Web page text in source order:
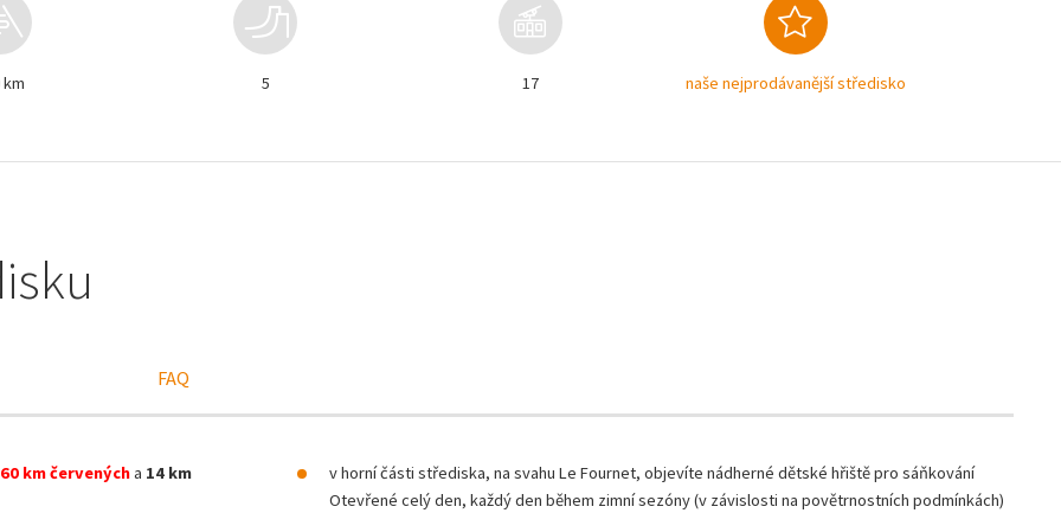
km 5 17 naše nejprodávanější středisko
FAQ
60 km červenýcha 14 km
v horní části střediska, na svahu Le Fournet, objevíte nádherné dětské hřiště pro sáňkování
Otevřené celý den, každý den během zimní sezóny (v závislosti na povětrnostních podmínkách)